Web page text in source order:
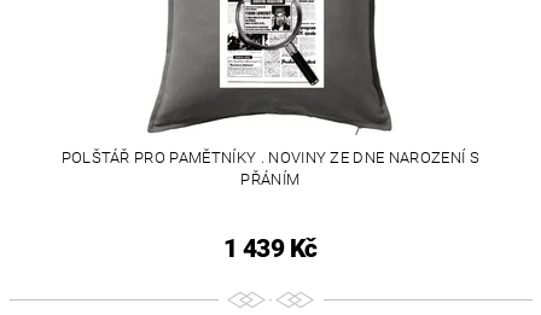
POLŠTÁŘ PRO PAMĚTNÍKY . NOVINY ZE DNE NAROZENÍ S
PŘÁNÍM
1 439 Kč